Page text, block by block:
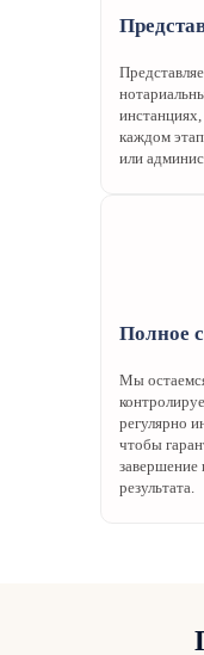
адвокатом
Для начала работы
или позвонить по
данных и соблюдаем
чтобы решить
разобраться во всех
ошибок и защитить
каждом
или
Полное
Мы
регулярно
чтобы
завершение
результата.